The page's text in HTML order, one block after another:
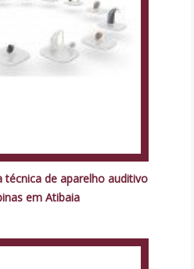
técnica de aparelho auditivo
em Atibaia